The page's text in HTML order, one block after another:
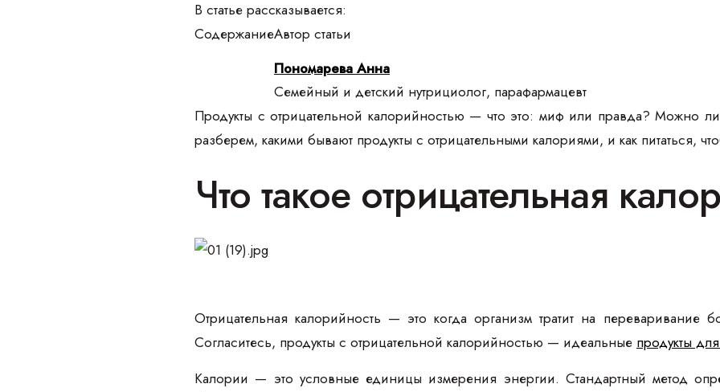
В статье рассказывается:
СодержаниеАвтор статьи
Пономарева Анна
Семейный и детский нутрициолог, парафармацевт
Продукты с отрицательной калорийностью — что это: миф или правда? Можно
разберем, какими бывают продукты с отрицательными калориями, и как питаться,
Что такое отрицательная
Отрицательная калорийность — это когда организм тратит на переваривание
Согласитесь, продукты с отрицательной калорийностью — идеальные продукты
Калории — это условные единицы измерения энергии. Стандартный метод